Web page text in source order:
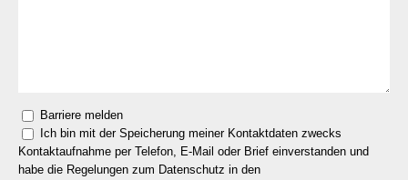
Barriere melden
Ich bin mit der Speicherung meiner Kontaktdaten zwecks
Kontaktaufnahme per Telefon, E-Mail oder Brief einverstanden und
habe die Regelungen zum Datenschutz in den